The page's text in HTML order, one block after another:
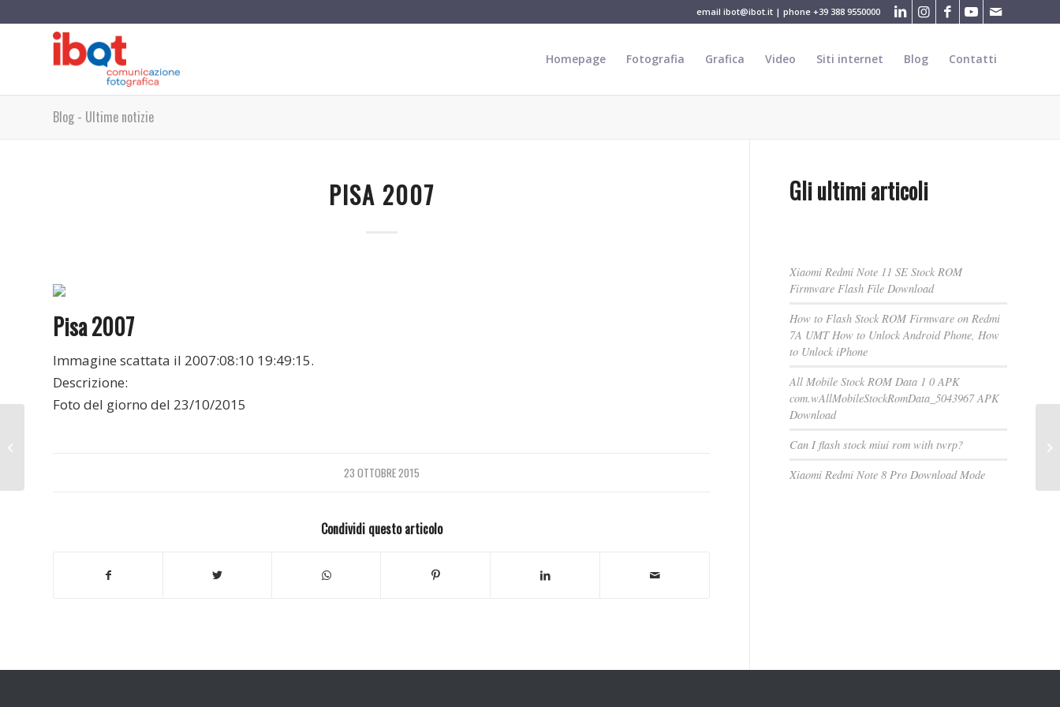
email ibot@ibot.it | phone +39 388 9550000
Homepage Fotografia Grafica Video Siti internet Blog Contatti
Blog - Ultime notizie
PISA 2007
Pisa 2007
Immagine scattata il 2007:08:10 19:49:15.
Descrizione:
Foto del giorno del 23/10/2015
23 OTTOBRE 2015
Condividi questo articolo
Gli ultimi articoli
Xiaomi Redmi Note 11 SE Stock ROM
Firmware Flash File Download
How to Flash Stock ROM Firmware on Redmi
7A UMT How to Unlock Android Phone, How
to Unlock iPhone
All Mobile Stock ROM Data 1 0 APK
com.wAllMobileStockRomData_5043967 APK
Download
Can I flash stock miui rom with twrp?
Xiaomi Redmi Note 8 Pro Download Mode